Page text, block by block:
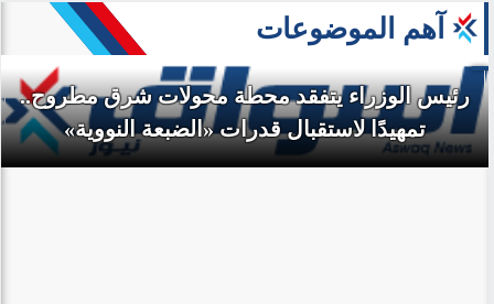
آهم الموضوعات
رئيس الوزراء يتفقد محطة محولات شرق مطروح..
تمهيدًا لاستقبال قدرات «الضبعة النووية»